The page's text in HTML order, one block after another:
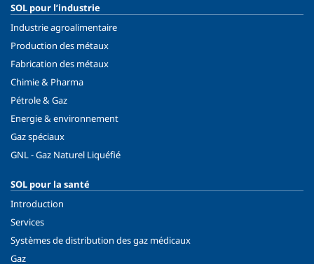
SOL pour l’industrie
Industrie agroalimentaire
Production des métaux
Fabrication des métaux
Chimie & Pharma
Pétrole & Gaz
Energie & environnement
Gaz spéciaux
GNL - Gaz Naturel Liquéfié
SOL pour la santé
Introduction
Services
Systèmes de distribution des gaz médicaux
Gaz